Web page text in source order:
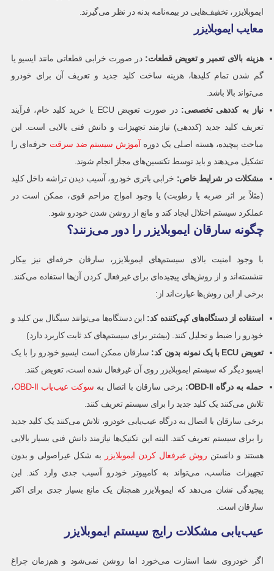
ایموبلایزر، تخفیف‌هایی در بیمه‌نامه بدنه در نظر می‌گیرند.
معایب ایموبلایزر
هزینه بالای تعمیر و تعویض قطعات: در صورت خرابی قطعاتی مانند ایسیو یا
گم شدن تمام کلیدها، هزینه ساخت کلید جدید و تعریف آن برای خودرو
می‌تواند بالا باشد.
نیاز به کددهی تخصصی:
در صورت تعویض ECU یا خرید کلید خام، فرآیند
تعریف کلید جدید (کددهی) نیازمند تجهیزات و دانش فنی بالایی است. این
مباحث پیچیده، هسته اصلی یک دوره آموزش سیستم ضد سرقت حرفه‌ای را
تشکیل می‌دهند و باید توسط تکنسین‌های مجاز انجام شوند.
مشکلات در شرایط خاص: خرابی باتری خودرو، آسیب دیدن تراشه داخل کلید
(مثلاً بر اثر ضربه یا رطوبت) یا وجود امواج مزاحم قوی، ممکن است در
عملکرد سیستم اختلال ایجاد کند و مانع از روشن شدن خودرو شود.
چگونه سارقان ایموبلایزر را دور می‌زنند؟
با وجود امنیت بالای سیستم‌های ایموبلایزر، سارقان حرفه‌ای نیز بیکار
ننشسته‌اند و از روش‌های پیچیده‌ای برای غیرفعال کردن آن‌ها استفاده می‌کنند.
برخی از این روش‌ها عبارت‌اند از:
استفاده از دستگاه‌های کپی‌کننده کد: این دستگاه‌ها می‌توانند سیگنال بین کلید و
خودرو را ضبط و تحلیل کنند. (بیشتر برای سیستم‌های کد ثابت کاربرد دارد)
تعویض ECU با یک نمونه بدون کد: سارقان ممکن است ایسیو خودرو را با یک
ایسیو دیگر که سیستم ایموبلایزر روی آن غیرفعال شده است، تعویض کنند.
حمله به درگاه
برخی سارقان با اتصال به سوکت عیب‌یاب OBD-II
،
تلاش می‌کنند یک کلید جدید را برای سیستم تعریف کنند.
برخی سارقان با اتصال به درگاه عیب‌یابی خودرو، تلاش می‌کنند یک کلید جدید
را برای سیستم تعریف کنند. البته این تکنیک‌ها نیازمند دانش فنی بسیار بالایی
هستند و دانستن روش غیرفعال کردن ایموبلایزر
به شکل غیراصولی و بدون
تجهیزات مناسب، می‌تواند به کامپیوتر خودرو آسیب جدی وارد کند. این
پیچیدگی نشان می‌دهد که ایموبلایزر همچنان یک مانع بسیار جدی برای اکثر
سارقان است.
عیب‌یابی مشکلات رایج سیستم ایموبلایزر
اگر خودروی شما استارت می‌خورد اما روشن نمی‌شود و هم‌زمان چراغ